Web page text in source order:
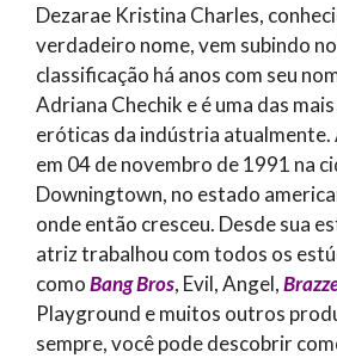
Dezarae Kristina Charles,
verdadeiro nome, vem subindo
classificação há anos com seu
Adriana Chechik e é uma das
eróticas da indústria atualmente.
em 04 de novembro de 1991 na
Downingtown, no estado
onde então cresceu. Desde sua
atriz trabalhou com todos os
comoBang Bros, Evil, Angel,
Playground e muitos outros
sempre, você pode descobrir